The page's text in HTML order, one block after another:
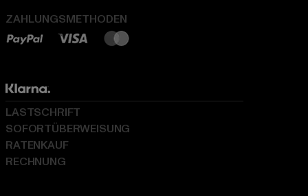
ZAHLUNGSMETHODEN
LASTSCHRIFT
SOFORTÜBERWEISUNG
RATENKAUF
RECHNUNG